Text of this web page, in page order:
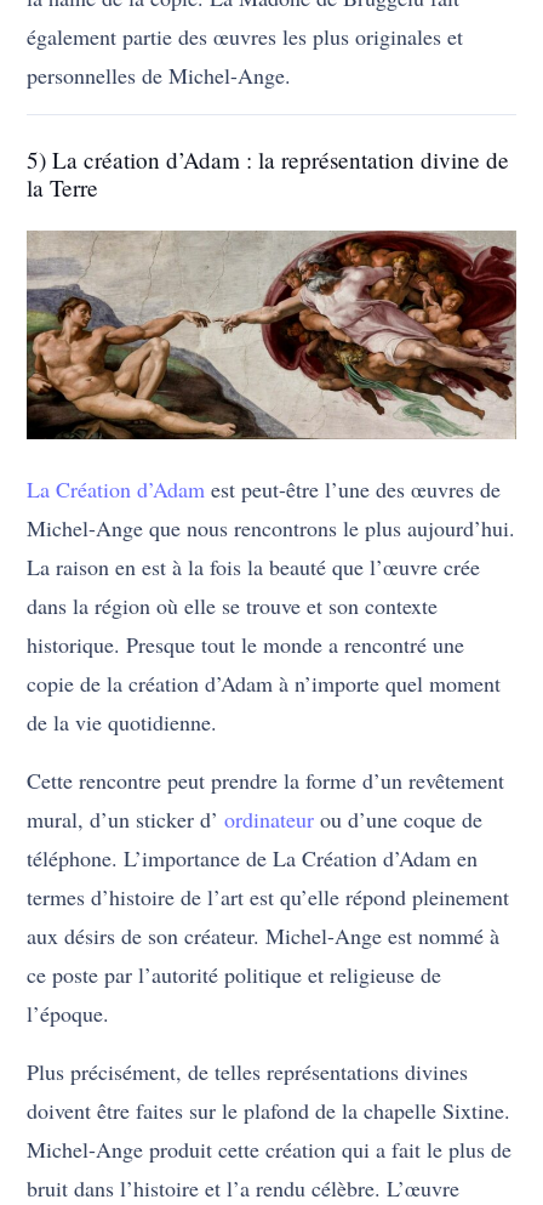
également partie des œuvres les plus originales et
personnelles de Michel-Ange.
5) La création d’Adam : la représentation divine de
la Terre
La Création d’Adam est peut-être l’une des œuvres de
Michel-Ange que nous rencontrons le plus aujourd’hui.
La raison en est à la fois la beauté que l’œuvre crée
dans la région où elle se trouve et son contexte
historique. Presque tout le monde a rencontré une
copie de la création d’Adam à n’importe quel moment
de la vie quotidienne.
Cette rencontre peut prendre la forme d’un revêtement
mural, d’un sticker d’ordinateur ou d’une coque de
téléphone. L’importance de La Création d’Adam en
termes d’histoire de l’art est qu’elle répond pleinement
aux désirs de son créateur. Michel-Ange est nommé à
ce poste par l’autorité politique et religieuse de
l’époque.
Plus précisément, de telles représentations divines
doivent être faites sur le plafond de la chapelle Sixtine.
Michel-Ange produit cette création qui a fait le plus de
bruit dans l’histoire et l’a rendu célèbre. L’œuvre